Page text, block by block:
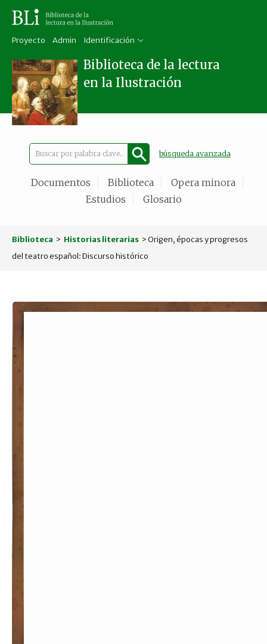
Proyecto Admin Identificación
Biblioteca de la lectura
en la Ilustración
búsqueda avanzada
Documentos Biblioteca
Opera minora
Estudios
Glosario
Biblioteca > Historias literarias > Origen, épocas y progresos
del teatro español: Discurso histórico